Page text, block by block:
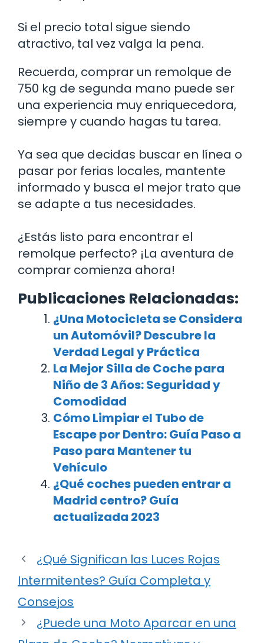
Si el precio total sigue siendo
atractivo, tal vez valga la pena.
Recuerda, comprar un remolque de
750 kg de segunda mano puede ser
una experiencia muy enriquecedora,
siempre y cuando hagas tu tarea.
Ya sea que decidas buscar en línea o
pasar por ferias locales, mantente
informado y busca el mejor trato que
se adapte a tus necesidades.
¿Estás listo para encontrar el
remolque perfecto? ¡La aventura de
comprar comienza ahora!
Publicaciones Relacionadas:
¿Una Motocicleta se Considera
un Automóvil? Descubre la
Verdad Legal y Práctica
La Mejor Silla de Coche para
Niño de 3 Años: Seguridad y
Comodidad
Cómo Limpiar el Tubo de
Escape por Dentro: Guía Paso a
Paso para Mantener tu
Vehículo
¿Qué coches pueden entrar a
Madrid centro? Guía
actualizada 2023
¿Qué Significan las Luces Rojas
Intermitentes? Guía Completa y
Consejos
¿Puede una Moto Aparcar en una